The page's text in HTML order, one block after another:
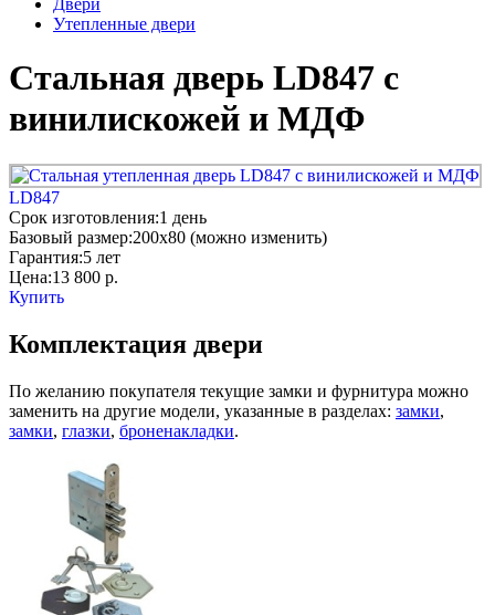
Двери
Утепленные двери
Стальная дверь LD847 с
винилискожей и МДФ
LD847
Срок изготовления:1 день
Базовый размер:200x80 (можно изменить)
Гарантия:5 лет
Цена:13 800 р.
Купить
Комплектация двери
По желанию покупателя текущие замки и фурнитура можно
заменить на другие модели, указанные в разделах: замки,
замки, глазки, броненакладки.